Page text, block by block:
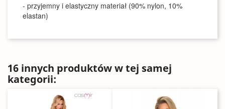
- przyjemny i elastyczny materiał (90% nylon, 10%
elastan)
16 innych produktów w tej samej
kategorii: